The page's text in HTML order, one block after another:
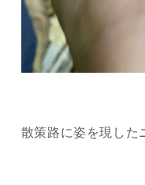
散策路に姿を現した